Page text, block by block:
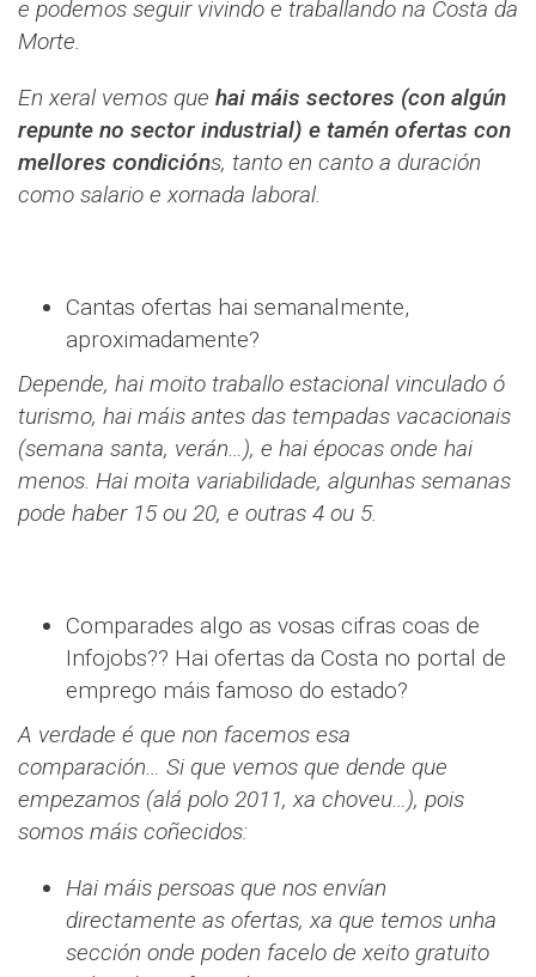
e podemos seguir vivindo e traballando na Costa da
Morte.
En xeral vemos que hai máis sectores (con algún
repunte no sector industrial) e tamén ofertas con
mellores condicións, tanto en canto a duración
como salario e xornada laboral.
Cantas ofertas hai semanalmente,
aproximadamente?
Depende, hai moito traballo estacional vinculado ó
turismo, hai máis antes das tempadas vacacionais
(semana santa, verán…), e hai épocas onde hai
menos. Hai moita variabilidade, algunhas semanas
pode haber 15 ou 20, e outras 4 ou 5.
Comparades algo as vosas cifras coas de
Infojobs?? Hai ofertas da Costa no portal de
emprego máis famoso do estado?
A verdade é que non facemos esa
comparación… Si que vemos que dende que
empezamos (alá polo 2011, xa choveu…), pois
somos máis coñecidos:
Hai máis persoas que nos envían
directamente as ofertas, xa que temos unha
sección onde poden facelo de xeito gratuito